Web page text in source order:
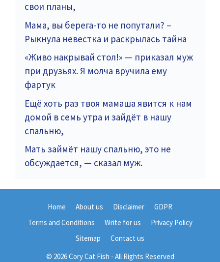
свои планы,
Мама, вы берега-то не попутали? –
Рыкнула невестка и раскрылась тайна
«Живо накрывай стол!» — приказал муж
при друзьях. Я молча вручила ему
фартук
Ещё хоть раз твоя мамаша явится к нам
домой в семь утра и зайдёт в нашу
спальню,
Мать займёт нашу спальню, это не
обсуждается, — сказал муж.
Home About us Disclaimer
GDPR
Terms and Conditions
Write for us
Privacy Policy
Sitemap
Contact us
© 2026 Cory Cat Fish - All Rights Reserved